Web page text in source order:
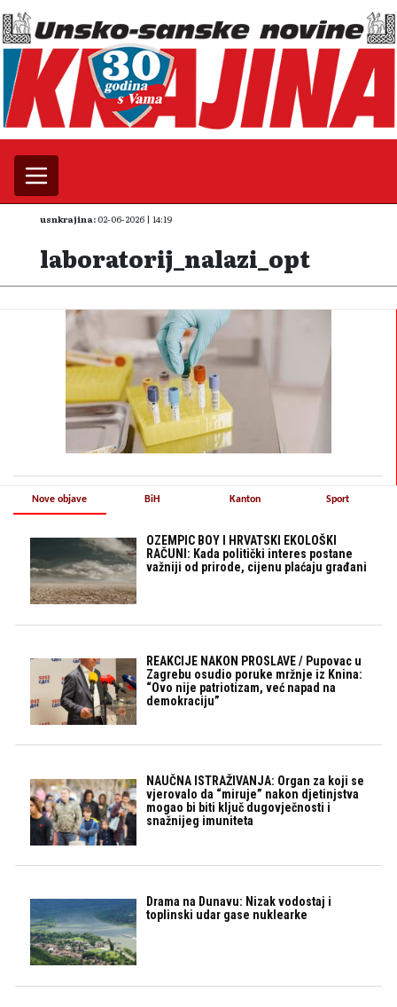
usnkrajina: 02-06-2026 | 14:19
laboratorij_nalazi_opt
Nove objave
OZEMPIC BOY I HRVATSKI EKOLOŠKI
RAČUNI: Kada politički interes postane
važniji od prirode, cijenu plaćaju građani
REAKCIJE NAKON PROSLAVE / Pupovac u
Zagrebu osudio poruke mržnje iz Knina:
“Ovo nije patriotizam, već napad na
demokraciju”
NAUČNA ISTRAŽIVANJA: Organ za koji se
vjerovalo da “miruje” nakon djetinjstva
mogao bi biti ključ dugovječnosti i
snažnijeg imuniteta
Drama na Dunavu: Nizak vodostaj i
toplinski udar gase nuklearke
BiH Kanton Sport